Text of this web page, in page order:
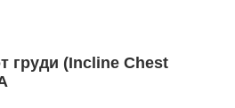
груди (Incline Chest